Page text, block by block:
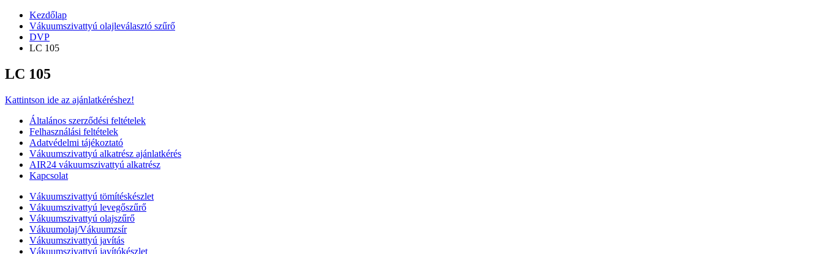
Kezdőlap
Vákuumszivattyú olajleválasztó szűrő
DVP
LC 105
LC 105
Kattintson ide az ajánlatkéréshez!
Általános szerződési feltételek
Felhasználási feltételek
Adatvédelmi tájékoztató
Vákuumszivattyú alkatrész ajánlatkérés
AIR24 vákuumszivattyú alkatrész
Kapcsolat
Vákuumszivattyú tömítéskészlet
Vákuumszivattyú levegőszűrő
Vákuumszivattyú olajszűrő
Vákuumolaj/Vákuumzsír
Vákuumszivattyú javítás
Vákuumszivattyú javítókészlet